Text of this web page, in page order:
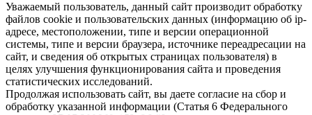
Уважаемый пользователь, данный сайт производит обработку
файлов cookie и пользовательских данных (информацию об ip-
адресе, местоположении, типе и версии операционной
системы, типе и версии браузера, источнике переадресации на
сайт, и сведения об открытых страницах пользователя) в
целях улучшения функционирования сайта и проведения
статистических исследований.
Продолжая использовать сайт, вы даете согласие на сбор и
обработку указанной информации (Статья 6 Федерального